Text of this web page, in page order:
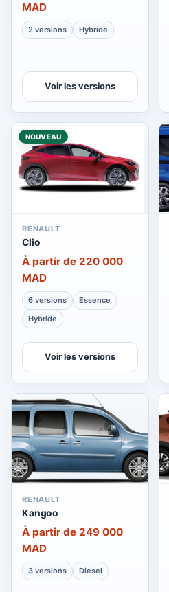
MAD
2 versions Hybride
Voir les versions
NOUVEAU
RENAULT
Clio
À partir de 220 000
MAD
6 versions
Essence
Hybride
Voir les versions
RENAULT
Kangoo
À partir de 249 000
MAD
3 versions Diesel